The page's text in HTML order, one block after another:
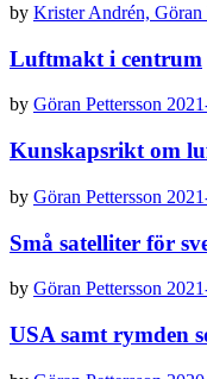
by Krister Andrén, Göran
Luftmakt i centrum
by Göran Pettersson
Kunskapsrikt om
by Göran Pettersson
Små satelliter för
by Göran Pettersson
USA samt rymden